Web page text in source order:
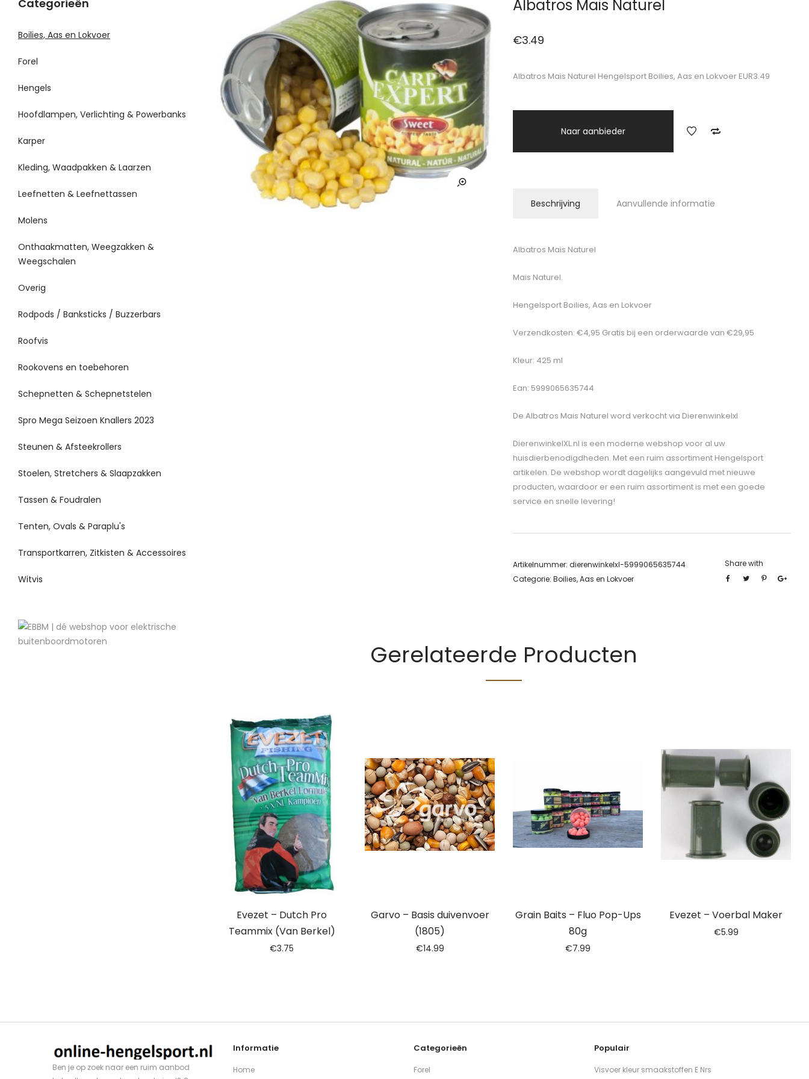
Albatros Mais Naturel
€3.49
Albatros Mais Naturel Hengelsport Boilies, Aas en Lokvoer EUR3.49
Naar aanbieder
Beschrijving Aanvullende informatie
Albatros Mais Naturel
Mais Naturel.
Hengelsport Boilies, Aas en Lokvoer
Verzendkosten: €4,95 Gratis bij een orderwaarde van €29,95
Kleur: 425 ml
Ean: 5999065635744
De Albatros Mais Naturel word verkocht via Dierenwinkelxl
DierenwinkelXL.nl is een moderne webshop voor al uw
huisdierbenodigdheden. Met een ruim assortiment Hengelsport
artikelen. De webshop wordt dagelijks aangevuld met nieuwe
producten, waardoor er een ruim assortiment is met een goede
service en snelle levering!
Artikelnummer: dierenwinkelxl-5999065635744
Categorie: Boilies, Aas en Lokvoer
Share with
Gerelateerde Producten
Evezet – Dutch Pro
Teammix (Van Berkel)
€3.75
Garvo – Basis duivenvoer
(1805)
€14.99
Grain Baits – Fluo Pop-Ups
80g
€7.99
Evezet – Voerbal Maker
€5.99
Categorieën
Boilies, Aas en Lokvoer
Forel
Hengels
Hoofdlampen, Verlichting & Powerbanks
Karper
Kleding, Waadpakken & Laarzen
Leefnetten & Leefnettassen
Molens
Onthaakmatten, Weegzakken &
Weegschalen
Overig
Rodpods / Banksticks / Buzzerbars
Roofvis
Rookovens en toebehoren
Schepnetten & Schepnetstelen
Spro Mega Seizoen Knallers 2023
Steunen & Afsteekrollers
Stoelen, Stretchers & Slaapzakken
Tassen & Foudralen
Tenten, Ovals & Paraplu's
Transportkarren, Zitkisten & Accessoires
Witvis
Ben je op zoek naar een ruim aanbod
Informatie
Home
Categorieën
Forel
Populair
Visvoer kleur smaakstoffen E Nrs